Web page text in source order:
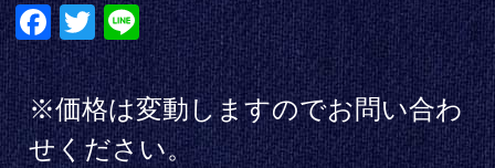
Fa
ce
bo
ok
T
wi
tte
r
Li
ne
※価格は変動しますのでお問い合わ
せください。